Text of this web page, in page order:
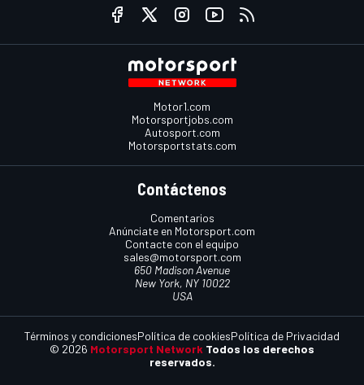
Motor1.com
Motorsportjobs.com
Autosport.com
Motorsportstats.com
Contáctenos
Comentarios
Anúnciate en Motorsport.com
Contacte con el equipo
sales@motorsport.com
650 Madison Avenue
New York, NY 10022
USA
© 2026 Motorsport Network Todos los derechos
reservados.
Términos y condicionesPolítica de cookiesPolítica de Privacidad